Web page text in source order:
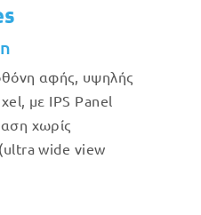
αφής, υψηλής
με IPS Panel
χωρίς
wide view